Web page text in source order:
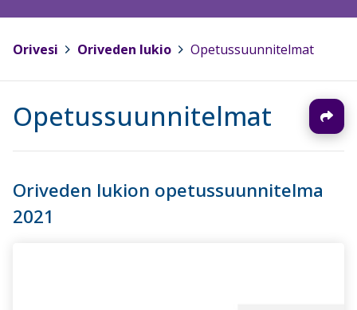
Orivesi Oriveden lukio Opetussuunnitelmat
Opetussuunnitelmat
Oriveden lukion opetussuunnitelma
2021